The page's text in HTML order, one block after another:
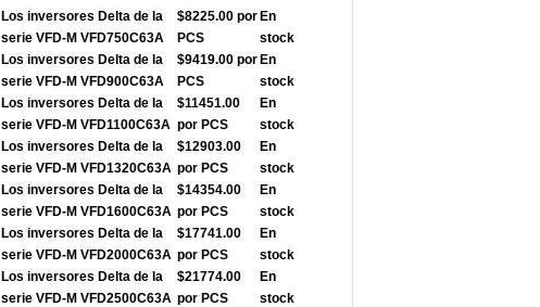
Los inversores Delta de la
serie VFD-M VFD750C63A
$8225.00 por
PCS
En
stock
Los inversores Delta de la
serie VFD-M VFD900C63A
$9419.00 por
PCS
En
stock
Los inversores Delta de la
serie VFD-M VFD1100C63A
$11451.00
por PCS
En
stock
Los inversores Delta de la
serie VFD-M VFD1320C63A
$12903.00
por PCS
En
stock
Los inversores Delta de la
serie VFD-M VFD1600C63A
$14354.00
por PCS
En
stock
Los inversores Delta de la
serie VFD-M VFD2000C63A
$17741.00
por PCS
En
stock
Los inversores Delta de la
serie VFD-M VFD2500C63A
$21774.00
por PCS
En
stock